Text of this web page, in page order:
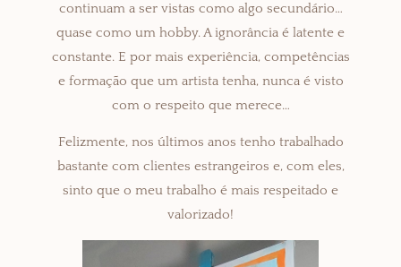
continuam a ser vistas como algo secundário…
quase como um hobby. A ignorância é latente e
constante. E por mais experiência, competências
e formação que um artista tenha, nunca é visto
com o respeito que merece…
Felizmente, nos últimos anos tenho trabalhado
bastante com clientes estrangeiros e, com eles,
sinto que o meu trabalho é mais respeitado e
valorizado!